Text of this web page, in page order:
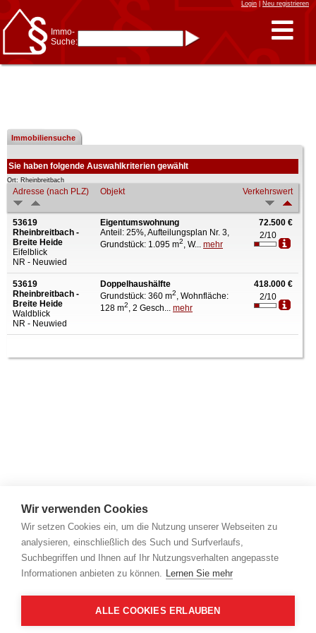
Wir verwenden Cookies
Wir setzen Cookies ein, um die Nutzung unserer Webseiten zu
analysieren, einschließlich des Such und Surfverlaufs,
Suchbegriffen und Ihnen auf Ihr Nutzungsverhalten angepasste
Informationen anbieten zu können. Lernen Sie mehr
ALLE COOKIES ERLAUBEN
Login| Neu registrieren
Immo-
Suche:
Kombinieren
z.B.: 15 Frankfurt
Frankfurt/Oder
am Main
Immobiliensuche
nach Kreis
nach Amtsgericht
2 Treffer
Immobiliensuche
Sie haben folgende Auswahlkriterien gewählt
Ort: Rheinbreitbach
Adresse (nach PLZ) Objekt Verkehrswert
53619
Rheinbreitbach -
Breite Heide
Eifelblick
NR - Neuwied
Eigentumswohnung
Anteil: 25%, Aufteilungsplan Nr. 3,
Grundstück: 1.095 m2, W... mehr
72.500 €
2/10
53619
Rheinbreitbach -
Breite Heide
Waldblick
NR - Neuwied
Doppelhaushälfte
Grundstück: 360 m2, Wohnfläche:
128 m2, 2 Gesch... mehr
418.000 €
2/10